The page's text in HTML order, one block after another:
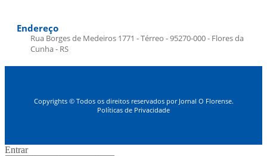
Endereço
Rua Borges de Medeiros 1771 - Térreo - 95270-000 - Flores da
Cunha - RS
Copyrights © Todos os direitos reservados por Jornal O Florense.
Políticas de Privacidade
Entrar